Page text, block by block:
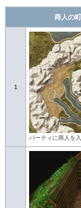
商人の
1
パーティに商人を